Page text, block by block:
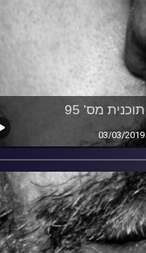
תוכנית מס' 95
03/03/2019